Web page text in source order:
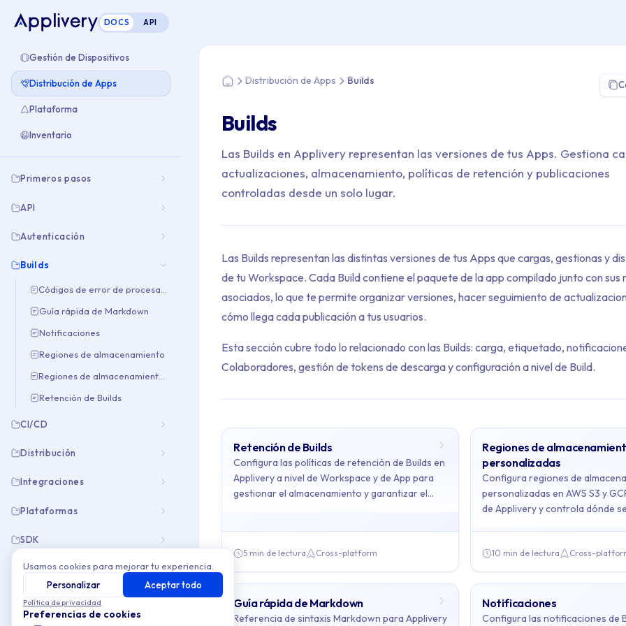
DOCS API
Gestión de Dispositivos
Distribución de Apps
Plataforma
Inventario
Primeros pasos
API
Autenticación
Builds
Guía rápida de Markdown
Notificaciones
Regiones de almacenamiento
Retención de Builds
CI/CD
Distribución
Integraciones
Plataformas
SDK
Resolución de problemas
HomeDistribución de Apps Builds
Builds
Las Builds en Applivery representan las versiones de tus Apps. Gestiona
actualizaciones, almacenamiento, políticas de retención y publicaciones
controladas desde un solo lugar.
Las Builds representan las distintas versiones de tus Apps que cargas, gestionas y
de tu Workspace. Cada Build contiene el paquete de la app compilado junto con sus
asociados, lo que te permite organizar versiones, hacer seguimiento de
cómo llega cada publicación a tus usuarios.
Esta sección cubre todo lo relacionado con las Builds: carga, etiquetado,
Colaboradores, gestión de tokens de descarga y configuración a nivel de Build.
Archive Contents: Builds
This collection contains 6 articles across 1 sections: Builds.
Topics covered: Retención de Builds, Regiones de almacenamiento
Article listing:
Retención de Builds- Configura las políticas de retención de Builds en
Retención de Builds
Configura las políticas de retención de Builds en
Applivery a nivel de Workspace y de App para
gestionar el almacenamiento y garantizar el
5 min de lectura Cross-platform
Regiones de
personalizadas
Configura regiones de
personalizadas en AWS S3 y
de Applivery y controla dónde
10 min de lectura Cross-
Guía rápida de Markdown
Referencia de sintaxis Markdown para Applivery
Notificaciones
Configura las notificaciones de
Usamos cookies para mejorar tu experiencia.
Personalizar
Aceptar todo
Política de privacidad
Preferencias de cookies